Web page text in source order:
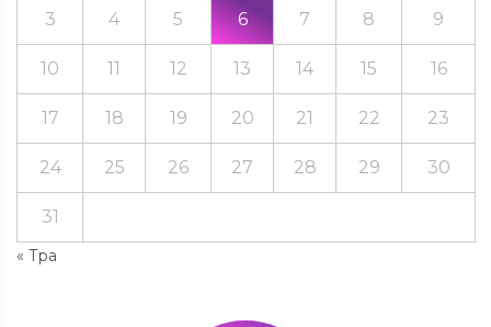
« Тра
3 4 5 6 7 8 9
10 11 12 13 14 15 16
17 18 19 20 21 22 23
24 25 26 27 28 29 30
31